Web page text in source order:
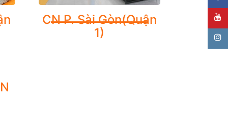
CN P. Sài Gòn(Quận
1)